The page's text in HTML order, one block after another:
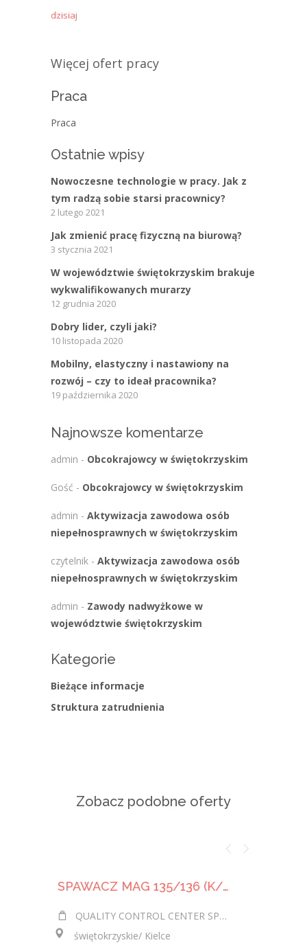
dzisiaj
Więcej ofert pracy
Praca
Praca
Ostatnie wpisy
Nowoczesne technologie w pracy. Jak z
tym radzą sobie starsi pracownicy?
2 lutego 2021
Jak zmienić pracę fizyczną na biurową?
3 stycznia 2021
W województwie świętokrzyskim brakuje
wykwalifikowanych murarzy
12 grudnia 2020
Dobry lider, czyli jaki?
10 listopada 2020
Mobilny, elastyczny i nastawiony na
rozwój – czy to ideał pracownika?
19 października 2020
Najnowsze komentarze
admin - Obcokrajowcy w świętokrzyskim
Gość - Obcokrajowcy w świętokrzyskim
admin - Aktywizacja zawodowa osób
niepełnosprawnych w świętokrzyskim
czytelnik - Aktywizacja zawodowa osób
niepełnosprawnych w świętokrzyskim
admin - Zawody nadwyżkowe w
województwie świętokrzyskim
Kategorie
Bieżące informacje
Struktura zatrudnienia
Zobacz podobne oferty
SPAWACZ MAG 135/136 (K/M)
QUALITY CONTROL CENTER SPÓŁKA Z OGRANICZONĄ ODPOWIEDZIALNOŚCIĄ
świętokrzyskie/ Kielce